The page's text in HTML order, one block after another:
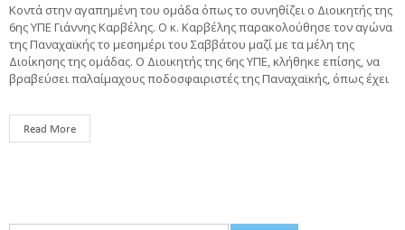
Κοντά στην αγαπημένη του ομάδα όπως το συνηθίζει ο Διοικητής της
6ης ΥΠΕ Γιάννης Καρβέλης. Ο κ. Καρβέλης παρακολούθησε τον αγώνα
της Παναχαϊκής το μεσημέρι του Σαββάτου μαζί με τα μέλη της
Διοίκησης της ομάδας. Ο Διοικητής της 6ης ΥΠΕ, κλήθηκε επίσης, να
βραβεύσει παλαίμαχους ποδοσφαιριστές της Παναχαϊκής, όπως έχει
Read More